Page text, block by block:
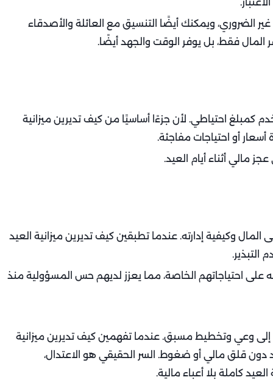
الضروري، ويمكنك أيضًا التنسيق مع العائلة والأصدقاء
المال فقط، بل يوفر الوقت والجهد أيضًا.
كمبلغ احتياطي. لأن جزءًا أساسيًا من كيف تديرين ميزانية
أو احتياجات مفاجئة.
مالي أثناء أيام العيد.
وكيفية إدارته. عندما تطبقين كيف تديرين ميزانية العيد
على احتياجاتهم الخاصة، مما يعزز لديهم حس المسؤولية منذ
إلى وعي وتخطيط مسبق. عندما تفهمين كيف تديرين ميزانية
دون قلق مالي أو ضغوط. السر الحقيقي هو الاعتدال،
كاملة بلا أعباء مالية.